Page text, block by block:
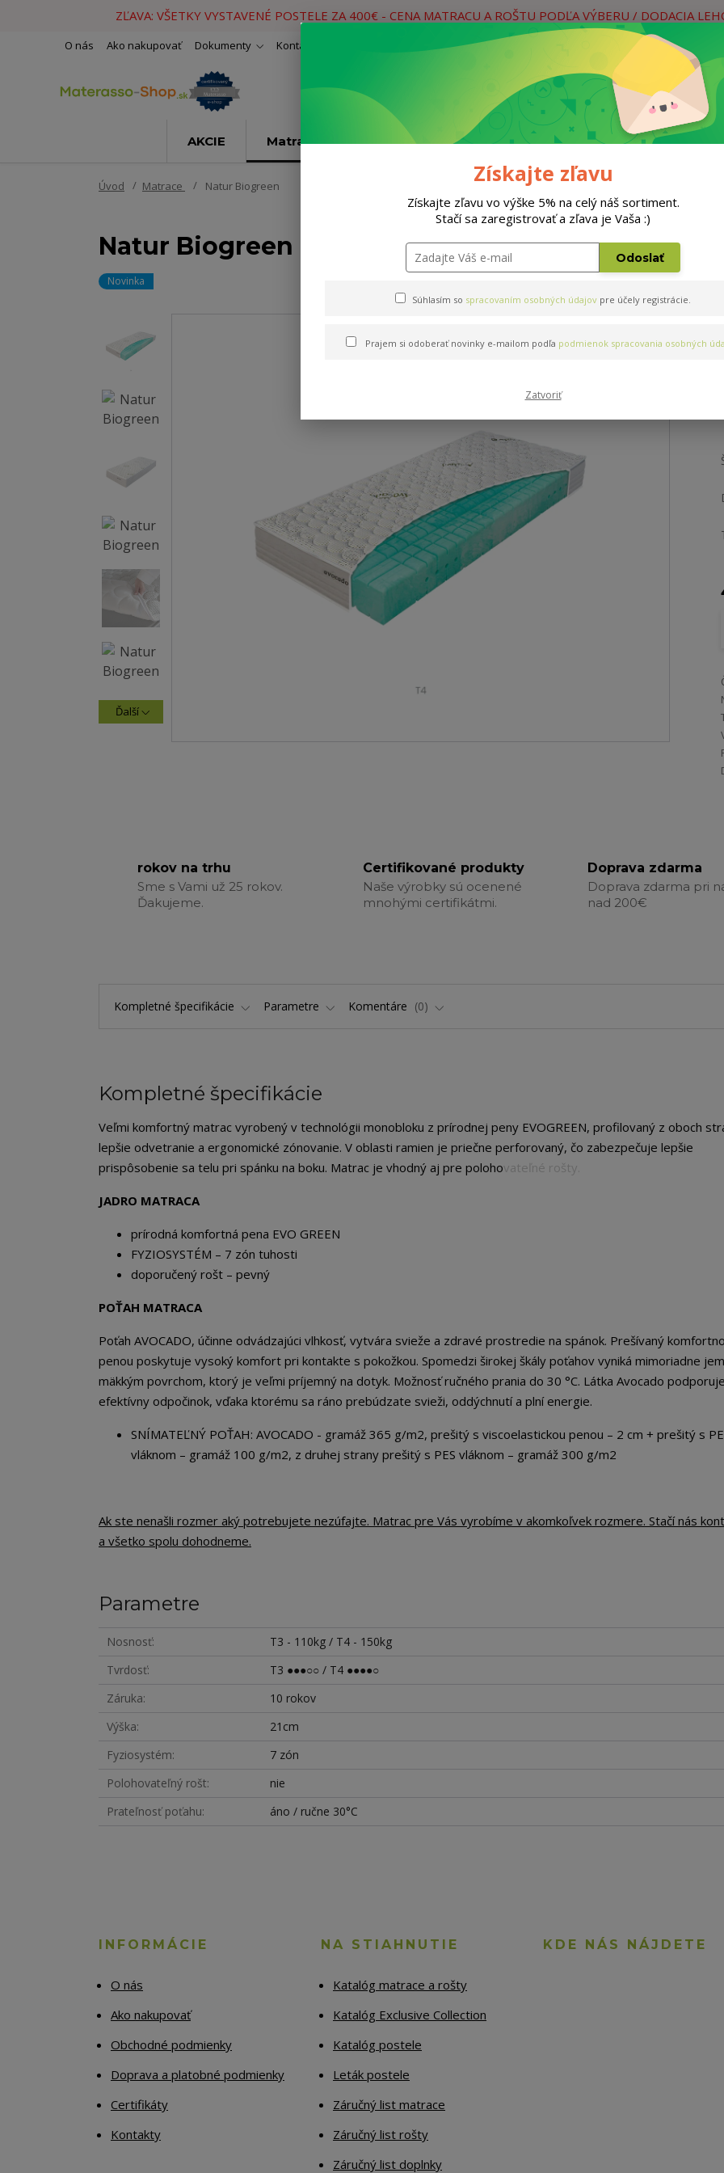
ZĽAVA: VŠETKY VYSTAVENÉ POSTELE ZA 400€ - CENA MATRACU A ROŠTU PODĽA VÝBERU / DODACIA
O nás Ako nakupovať Dokumenty Kontakty
Hľadať
Neviete si rady? Zavolajte.
AKCIE Matrace Rošty Doplnky Postele
Úvod Matrace Natur Biogreen
Natur Biogreen
Novinka
Ďalší
rokov na trhu
Sme s Vami už 25 rokov.
Ďakujeme.
Certifikované produkty
Naše výrobky sú ocenené
mnohými certifikátmi.
Doprava zdarma
Doprava zdarma pri
nad 200€
Kompletné špecifikácie Parametre Komentáre 0
Kompletné špecifikácie
Veľmi komfortný matrac vyrobený v technológii monobloku z prírodnej peny EVOGREEN, profilovaný z oboch
lepšie odvetranie a ergonomické zónovanie. V oblasti ramien je priečne perforovaný, čo zabezpečuje lepšie
prispôsobenie sa telu pri spánku na boku. Matrac je vhodný aj pre polohovateľné rošty.
JADRO MATRACA
prírodná komfortná pena EVO GREEN
FYZIOSYSTÉM – 7 zón tuhosti
doporučený rošt – pevný
POŤAH MATRACA
Poťah AVOCADO, účinne odvádzajúci vlhkosť, vytvára svieže a zdravé prostredie na spánok. Prešívaný
penou poskytuje vysoký komfort pri kontakte s pokožkou. Spomedzi širokej škály poťahov vyniká mimoriadne
mäkkým povrchom, ktorý je veľmi príjemný na dotyk. Možnosť ručného prania do 30 °C. Látka Avocado podporuje
efektívny odpočinok, vďaka ktorému sa ráno prebúdzate svieži, oddýchnutí a plní energie.
SNÍMATEĽNÝ POŤAH: AVOCADO - gramáž 365 g/m2, prešitý s viscoelastickou penou – 2 cm + prešitý s
vláknom – gramáž 100 g/m2, z druhej strany prešitý s PES vláknom – gramáž 300 g/m2
Ak ste nenašli rozmer aký potrebujete nezúfajte. Matrac pre Vás vyrobíme v akomkoľvek rozmere. Stačí nás
a všetko spolu dohodneme.
Parametre
Nosnosť
T3 - 110kg / T4 - 150kg
Tvrdosť
T3 ●●●○○ / T4 ●●●●○
Záruka
10 rokov
Výška
21cm
Fyziosystém
7 zón
Polohovateľný rošt
nie
Prateľnosť poťahu
áno / ručne 30°C
INFORMÁCIE
O nás
Ako nakupovať
Obchodné podmienky
Doprava a platobné podmienky
Certifikáty
Kontakty
NA STIAHNUTIE
Katalóg matrace a rošty
Katalóg Exclusive Collection
Katalóg postele
Leták postele
Záručný list matrace
Záručný list rošty
Záručný list doplnky
KDE NÁS NÁJDETE
Získajte zľavu
Získajte zľavu vo výške 5% na celý náš sortiment.
Stačí sa zaregistrovať a zľava je Vaša :)
Odoslať
Súhlasím so spracovaním osobných údajov pre účely registrácie.
Prajem si odoberať novinky e-mailom podľa podmienok spracovania osobných
Zatvoriť